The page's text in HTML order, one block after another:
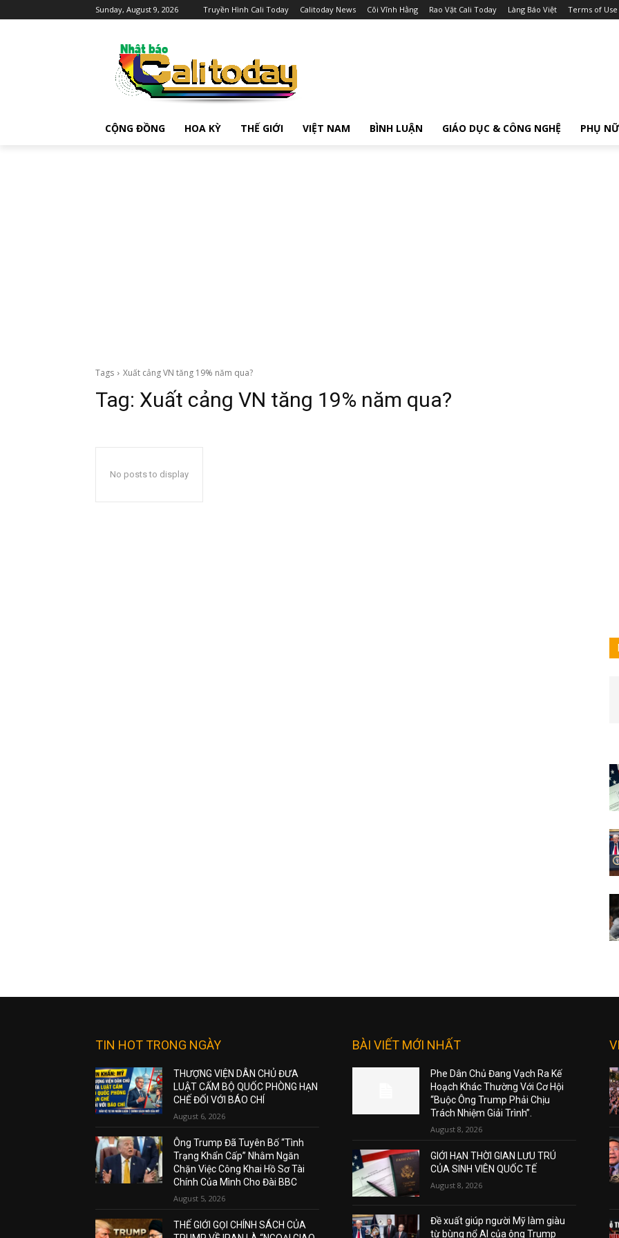
Sunday, August 9, 2026 Truyền Hình Cali Today Calitoday News Cõi Vĩnh Hằng Rao Vặt Cali Today Làng Báo Việt Terms of Use
CỘNG ĐỒNG HOA KỲ THẾ GIỚI VIỆT NAM BÌNH LUẬN GIÁO DỤC & CÔNG NGHỆ PHỤ NỮ
Tags Xuất cảng VN tăng 19% năm qua?
Tag: Xuất cảng VN tăng 19% năm qua?
No posts to display
TIN HOT TRONG NGÀY
THƯỢNG VIỆN DÂN CHỦ ĐƯA
LUẬT CẤM BỘ QUỐC PHÒNG HẠN
CHẾ ĐỐI VỚI BÁO CHÍ
August 6, 2026
Ông Trump Đã Tuyên Bố “Tình
Trạng Khẩn Cấp” Nhằm Ngăn
Chặn Việc Công Khai Hồ Sơ Tài
Chính Của Mình Cho Đài BBC
August 5, 2026
THẾ GIỚI GỌI CHÍNH SÁCH CỦA
BÀI VIẾT MỚI NHẤT
Phe Dân Chủ Đang Vạch Ra Kế
Hoạch Khác Thường Với Cơ Hội
“Buộc Ông Trump Phải Chịu
Trách Nhiệm Giải Trình”.
August 8, 2026
GIỚI HẠN THỜI GIAN LƯU TRÚ
CỦA SINH VIÊN QUỐC TẾ
August 8, 2026
Đề xuất giúp người Mỹ làm giàu
từ bùng nổ AI của ông Trump